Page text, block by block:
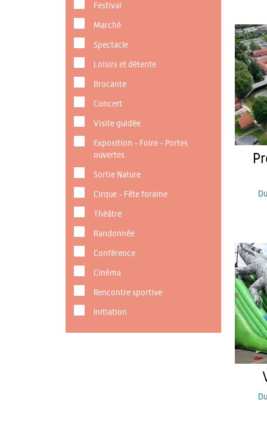
Festival
Marché
Spectacle
Loisirs et détente
Brocante
Concert
Visite guidée
Exposition - Foire - Portes
ouvertes
Sortie Nature
Cirque - Fête foraine
Théâtre
Randonnée
Conférence
Cinéma
Rencontre sportive
Initiation